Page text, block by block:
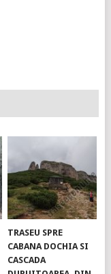
TRASEU SPRE
CABANA DOCHIA SI
CASCADA